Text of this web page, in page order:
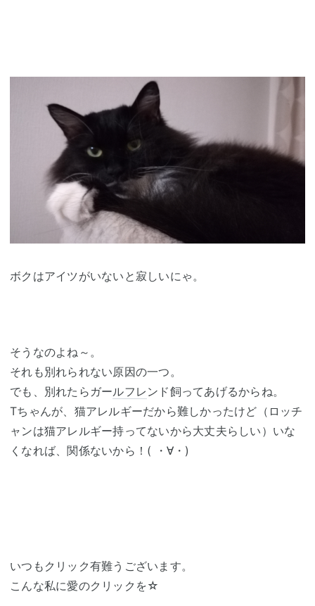
ボクはアイツがいないと寂しいにゃ。
そうなのよね～。
それも別れられない原因の一つ。
でも、別れたらガールフレ ンド飼ってあげるからね。
Tちゃんが、猫アレルギーだから難しかったけど（ロッチ
ャンは猫アレルギー持ってないから大丈夫らしい）いな
くなれば、関係ないから！( ・∀・)
いつもクリック有難うございます。
こんな私に愛のクリックを☆